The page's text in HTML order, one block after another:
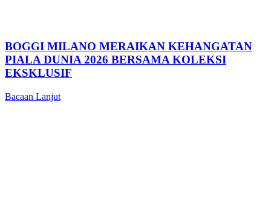
BOGGI MILANO MERAIKAN KEHANGATAN
PIALA DUNIA 2026 BERSAMA KOLEKSI
EKSKLUSIF
Bacaan Lanjut